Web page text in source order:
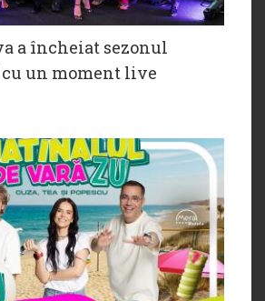
a încheiat sezonul
un moment live